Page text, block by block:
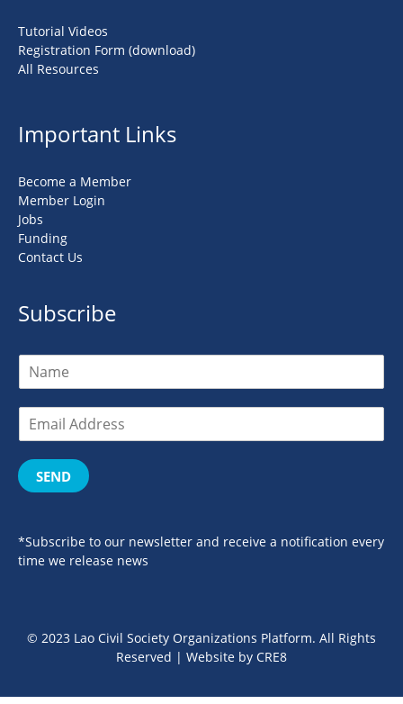
Tutorial Videos
Registration Form (download)
All Resources
Important Links
Become a Member
Member Login
Jobs
Funding
Contact Us
Subscribe
SEND
*Subscribe to our newsletter and receive a notification every
time we release news
© 2023 Lao Civil Society Organizations Platform. All Rights
Reserved | Website by CRE8